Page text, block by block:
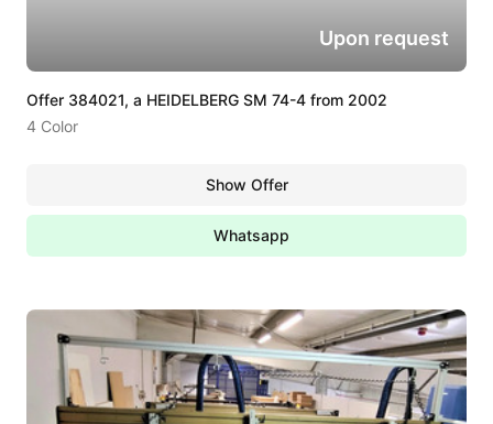
Offer 384021, a HEIDELBERG SM 74-4 from 2002
4 Color
Upon request
Show Offer
Whatsapp